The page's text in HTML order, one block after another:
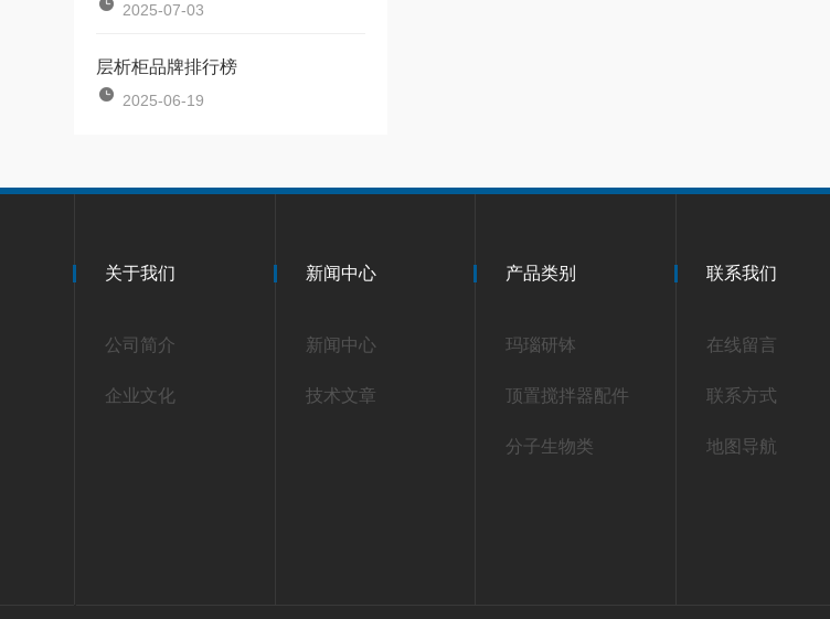
2025-07-03
层析柜品牌排行榜
2025-06-19
关于我们
公司简介
企业文化
新闻中心
新闻中心
技术文章
产品类别
玛瑙研钵
顶置搅拌器配件
分子生物类
联系我们
在线留言
联系方式
地图导航